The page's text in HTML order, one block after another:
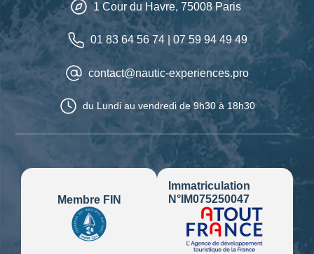
1 Cour du Havre, 75008 Paris
01 83 64 56 74| 07 59 94 49 49
contact@nautic-experiences.pro
du Lundi au vendredi de 9h30 à 18h30
Membre FIN
Immatriculation
N°IM075250047